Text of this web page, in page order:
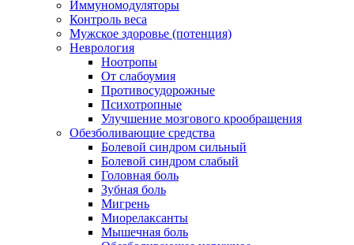
Иммуномодуляторы
Контроль веса
Мужское здоровье (потенция)
Неврология
Ноотропы
От слабоумия
Противосудорожные
Психотропные
Улучшение мозгового крообращения
Обезболивающие средства
Болевой синдром сильный
Болевой синдром слабый
Головная боль
Зубная боль
Мигрень
Миорелаксанты
Мышечная боль